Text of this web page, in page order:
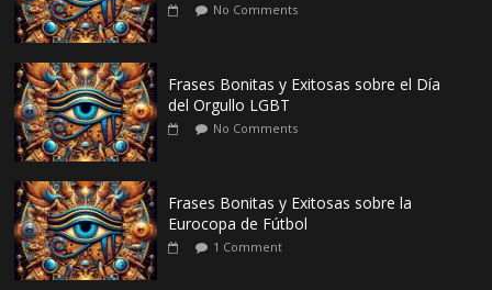
No Comments
Frases Bonitas y Exitosas sobre el Día
del Orgullo LGBT
No Comments
Frases Bonitas y Exitosas sobre la
Eurocopa de Fútbol
1 Comment